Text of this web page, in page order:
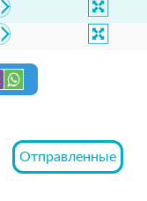
Отправленные